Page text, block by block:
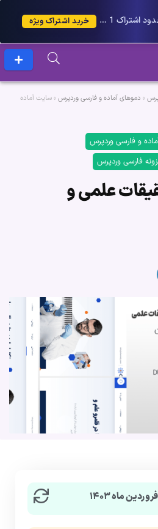
کاربران گرامی برای مدت محدود اشتراک 1 ساله پلاس را می توانید با 25 درصد تخفیف دریافت کنید. خرید اشتراک ویژه
» دموهای آماده و فارسی وردپرس »سایت آماده
و فارسی وردپرس
فارسی وردپرس
علمی و